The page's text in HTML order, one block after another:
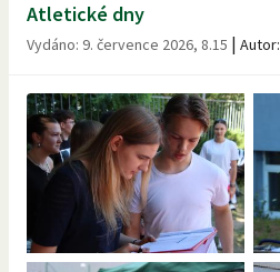
Atletické dny
Vydáno: 9. července 2026, 8.15 | Autor: